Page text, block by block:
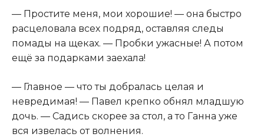
— Простите меня, мои хорошие! — она быстро
расцеловала всех подряд, оставляя следы
помады на щеках. — Пробки ужасные! А потом
ещё за подарками заехала!
— Главное — что ты добралась целая и
невредимая! — Павел крепко обнял младшую
дочь. — Садись скорее за стол, а то Ганна уже
вся извелась от волнения.